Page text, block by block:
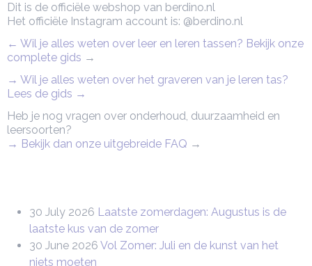
Dit is de officiële webshop van berdino.nl
Het officiële Instagram account is: @berdino.nl
← Wil je alles weten over leer en leren tassen? Bekijk onze
complete gids →
→ Wil je alles weten over het graveren van je leren tas?
Lees de gids →
Heb je nog vragen over onderhoud, duurzaamheid en
leersoorten?
→ Bekijk dan onze uitgebreide FAQ →
30 July 2026 Laatste zomerdagen: Augustus is de
laatste kus van de zomer
30 June 2026 Vol Zomer: Juli en de kunst van het
niets moeten